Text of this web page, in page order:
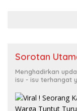
Sorotan
Menghadirkan
isu - isu terhangat